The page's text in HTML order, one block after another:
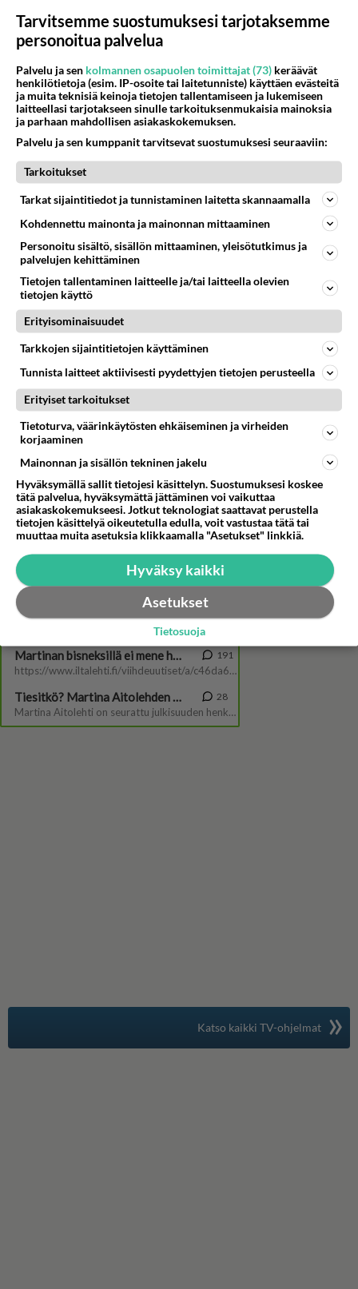
Oi! Blue Lagoon sai nuoret
Teinitähti Brooke Shieldsin
siveys erityissuojelussa
PARAS LEFFA IKINÄ
Katso video: Paras leffa ikinä:
Helmi-Leena Nummela
Katso kaikki TV-ohjelmat »
Tarvitsemme suostumuksesi tarjotaksemme
personoitua palvelua
Palvelu ja sen kolmannen osapuolen toimittajat (73) keräävät
henkilötietoja (esim. IP-osoite tai laitetunniste) käyttäen evästeitä
ja muita teknisiä keinoja tietojen tallentamiseen ja lukemiseen
laitteellasi tarjotakseen sinulle tarkoituksenmukaisia mainoksia
ja parhaan mahdollisen asiakaskokemuksen.
Palvelu ja sen kumppanit tarvitsevat suostumuksesi seuraaviin:
Tarkoitukset
Tarkat sijaintitiedot ja tunnistaminen laitetta skannaamalla
Kohdennettu mainonta ja mainonnan mittaaminen
Personoitu sisältö, sisällön mittaaminen, yleisötutkimus ja
palvelujen kehittäminen
Tietojen tallentaminen laitteelle ja/tai laitteella olevien
tietojen käyttö
Erityisominaisuudet
Tarkkojen sijaintitietojen käyttäminen
Tunnista laitteet aktiivisesti pyydettyjen tietojen perusteella
Erityiset tarkoitukset
Tietoturva, väärinkäytösten ehkäiseminen ja virheiden
korjaaminen
Mainonnan ja sisällön tekninen jakelu
Hyväksymällä sallit tietojesi käsittelyn. Suostumuksesi koskee
tätä palvelua, hyväksymättä jättäminen voi vaikuttaa
asiakaskokemukseesi. Jotkut teknologiat saattavat perustella
tietojen käsittelyä oikeutetulla edulla, voit vastustaa tätä tai
muuttaa muita asetuksia klikkaamalla "Asetukset" linkkiä.
Hyväksy kaikki
Asetukset
Tietosuoja